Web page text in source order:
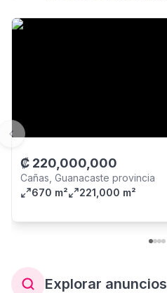
₡ 220,000,000
Cañas, Guanacaste provincia
670 m²
221,000 m²
Previous slide
Explorar